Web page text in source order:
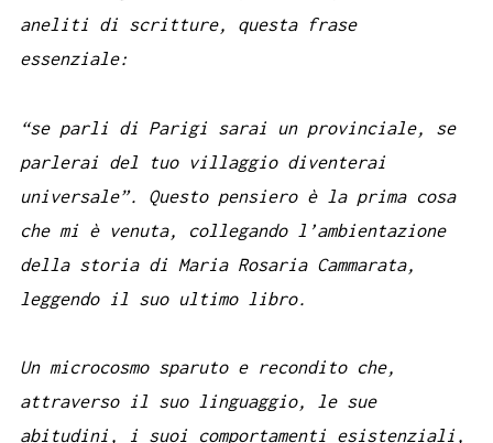
aneliti di scritture, questa frase
essenziale:
“se parli di Parigi sarai un provinciale, se
parlerai del tuo villaggio diventerai
universale”. Questo pensiero è la prima cosa
che mi è venuta, collegando l’ambientazione
della storia di Maria Rosaria Cammarata,
leggendo il suo ultimo libro.
Un microcosmo sparuto e recondito che,
attraverso il suo linguaggio, le sue
abitudini, i suoi comportamenti esistenziali,